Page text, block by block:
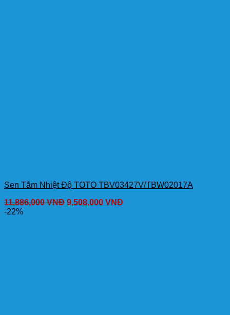
Sen Tắm Nhiệt Độ TOTO TBV03427V/TBW02017A
11,886,000VNĐ 9,508,000 VNĐ
-22%